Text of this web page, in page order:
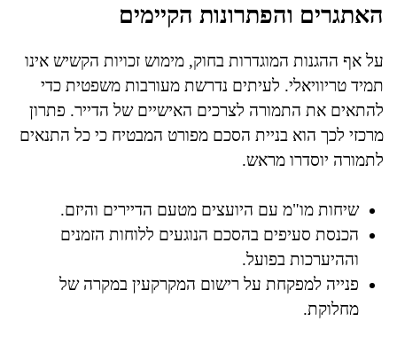
האתגרים והפתרונות הקיימים
על אף ההגנות המוגדרות בחוק, מימוש זכויות הקשיש אינו
תמיד טריוויאלי. לעיתים נדרשת מעורבות משפטית כדי
להתאים את התמורה לצרכים האישיים של הדייר. פתרון
מרכזי לכך הוא בניית הסכם מפורט המבטיח כי כל התנאים
לתמורה יוסדרו מראש.
שיחות מו"מ עם היועצים מטעם הדיירים והיזם.
הכנסת סעיפים בהסכם הנוגעים ללוחות הזמנים
וההיערכות בפועל.
פנייה למפקחת על רישום המקרקעין במקרה של
מחלוקת.